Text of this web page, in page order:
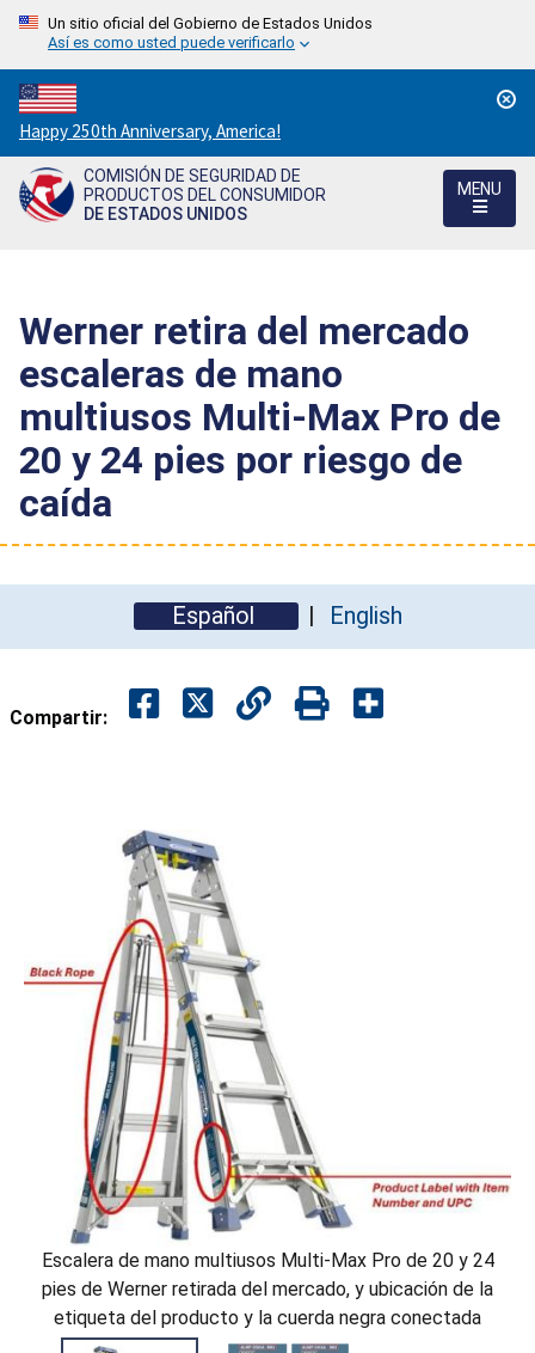
Un sitio oficial del Gobierno de Estados Unidos
Así es como usted puede verificarlo
Countdown
to
America's
250th
Happy 250th Anniversary, America!
COMISIÓN DE SEGURIDAD DE
PRODUCTOS DEL CONSUMIDOR
DE ESTADOS UNIDOS
MENU
Werner retira del mercado
escaleras de mano
multiusos Multi-Max Pro de
20 y 24 pies por riesgo de
caída
Español English
Compartir:
Escalera de mano multiusos Multi-Max Pro de 20 y 24
pies de Werner retirada del mercado, y ubicación de la
etiqueta del producto y la cuerda negra conectada